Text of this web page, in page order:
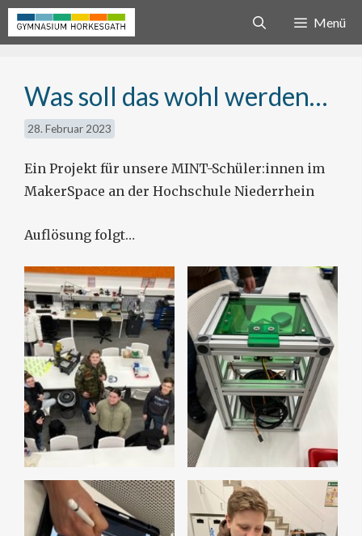
Zum
Inhalt
Menü
Was soll das wohl werden…
28. Februar 2023
Ein Projekt für unsere MINT-Schüler:innen im
MakerSpace an der Hochschule Niederrhein
Auflösung folgt…